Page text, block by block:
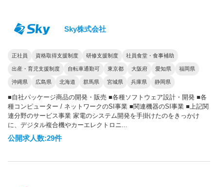
Sky株式会社
正社員 資格取得支援制度 研修支援制度 社員食堂・食事補助
出産・育児支援制度 自転車通勤可 東京都 大阪府 愛知県 福岡県
沖縄県 広島県 北海道 群馬県 宮城県 兵庫県 静岡県
■自社パッケージ商品の開発・販売 ■各種ソフトウェア設計・開発 ■各
種コンピューター / ネットワークのSI事業 ■関連機器のSI事業 ■上記関
連分野のサービス事業 家電のシステム開発を手掛けたのをきっかけ
に、デジタル複合機やカーエレクトロニ...
公開求人数:29件